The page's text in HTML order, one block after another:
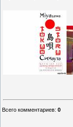
Всего комментариев: 0